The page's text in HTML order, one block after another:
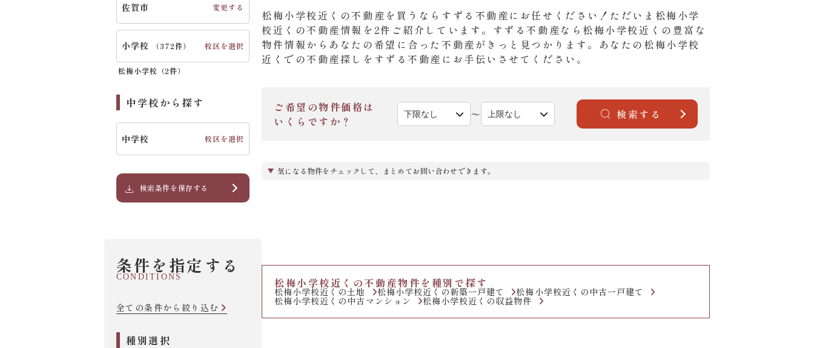
松梅小学校近くの不動産を買うならすずる不動産にお任せください！ただいま松梅小学
校近くの不動産情報を2件ご紹介しています。すずる不動産なら松梅小学校近くの豊富な
物件情報からあなたの希望に合った不動産がきっと見つかります。あなたの松梅小学校
近くでの不動産探しをすずる不動産にお手伝いさせてください。
ご希望の物件価格は
いくらですか？
〜 検索する
気になる物件をチェックして、まとめてお問い合わせできます。
松梅小学校近くの不動産物件を種別で探す
松梅小学校近くの土地 松梅小学校近くの新築一戸建て 松梅小学校近くの中古一戸建て
松梅小学校近くの中古マンション 松梅小学校近くの収益物件
佐賀市 変更する
小学校 （372件） 校区を選択
松梅小学校（2件）
中学校から探す
中学校 校区を選択
検索条件を保存する
条件を指定する
CONDITIONS
全ての条件から絞り込む
種別選択